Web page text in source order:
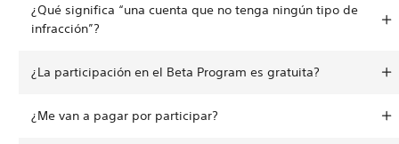
¿Qué significa “una cuenta que no tenga ningún tipo de
infracción”?
¿La participación en el Beta Program es gratuita?
¿Me van a pagar por participar?